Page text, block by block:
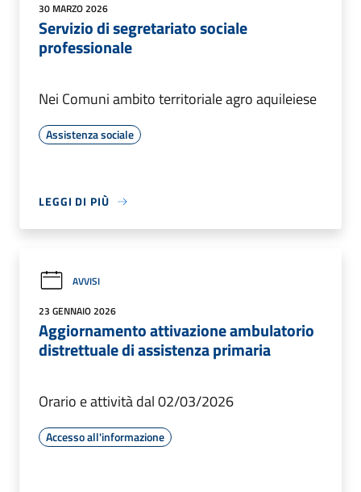
30 MARZO 2026
Servizio di segretariato sociale
professionale
Nei Comuni ambito territoriale agro aquileiese
Assistenza sociale
LEGGI DI PIÙ
AVVISI
23 GENNAIO 2026
Aggiornamento attivazione ambulatorio
distrettuale di assistenza primaria
Orario e attività dal 02/03/2026
Accesso all'informazione